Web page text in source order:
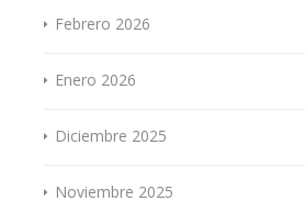
Febrero 2026
Enero 2026
Diciembre 2025
Noviembre 2025